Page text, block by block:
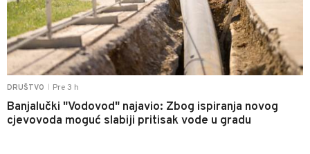
DRUŠTVO Pre 3 h
Banjalučki "Vodovod" najavio: Zbog ispiranja novog
cjevovoda moguć slabiji pritisak vode u gradu